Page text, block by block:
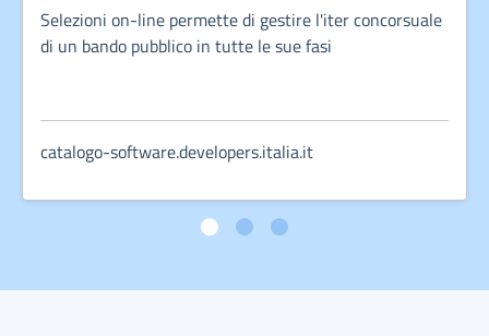
Selezioni on-line permette di gestire l'iter concorsuale
di un bando pubblico in tutte le sue fasi
catalogo-software.developers.italia.it